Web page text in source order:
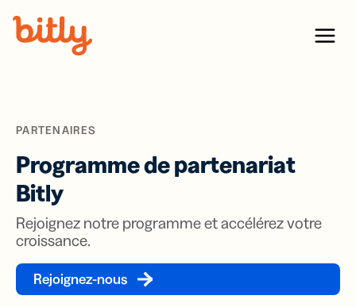
Menu
PARTENAIRES
Programme de partenariat
Bitly
Rejoignez notre programme et accélérez votre
croissance.
Rejoignez-nous